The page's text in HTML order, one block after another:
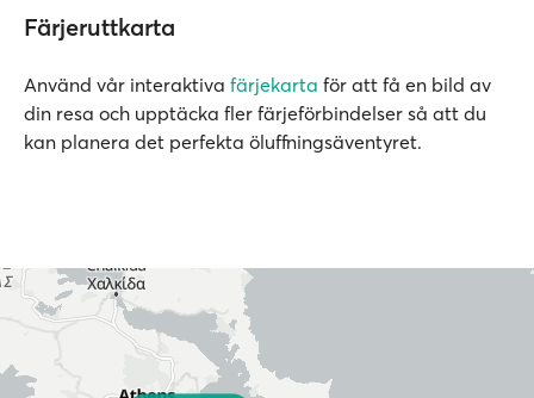
Färjeruttkarta
Använd vår interaktiva färjekarta för att få en bild av
din resa och upptäcka fler färjeförbindelser så att du
kan planera det perfekta öluffningsäventyret.